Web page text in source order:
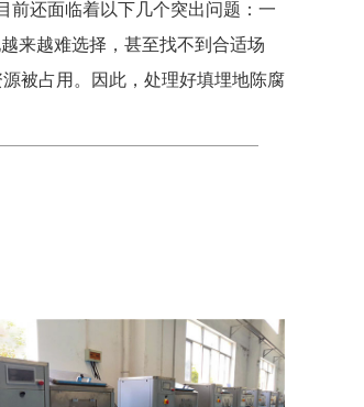
前还面临着以下几个突出问题：一
来越难选择，甚至找不到合适场
被占用。因此，处理好填埋地陈腐